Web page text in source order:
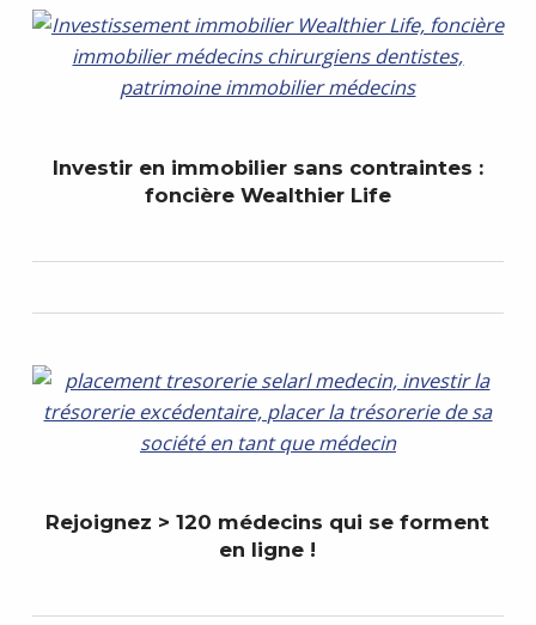
Investir en immobilier sans contraintes :
foncière Wealthier Life
Rejoignez > 120 médecins qui se forment
en ligne !